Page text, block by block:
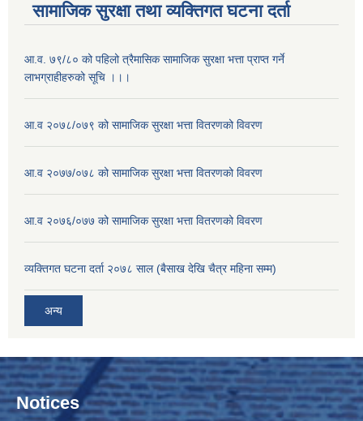
सामाजिक सुरक्षा तथा व्यक्तिगत घटना दर्ता
आ.व. ७९/८० को पहिलो त्रैमासिक सामाजिक सुरक्षा भत्ता प्राप्त गर्ने
लाभग्राहीहरुको सूचि ।।।
आ.व २०७८/०७९ को सामाजिक सुरक्षा भत्ता वितरणको विवरण
आ.व २०७७/०७८ को सामाजिक सुरक्षा भत्ता वितरणको विवरण
आ.व २०७६/०७७ को सामाजिक सुरक्षा भत्ता वितरणको विवरण
व्यक्तिगत घटना दर्ता २०७८ साल (बैसाख देखि चैत्र महिना सम्म)
अन्य
Notices